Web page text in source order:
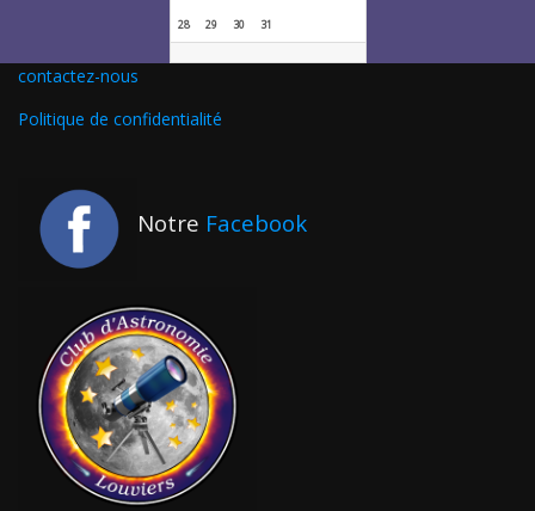
28 29 30 31
contactez-nous
Politique de confidentialité
Notre Facebook